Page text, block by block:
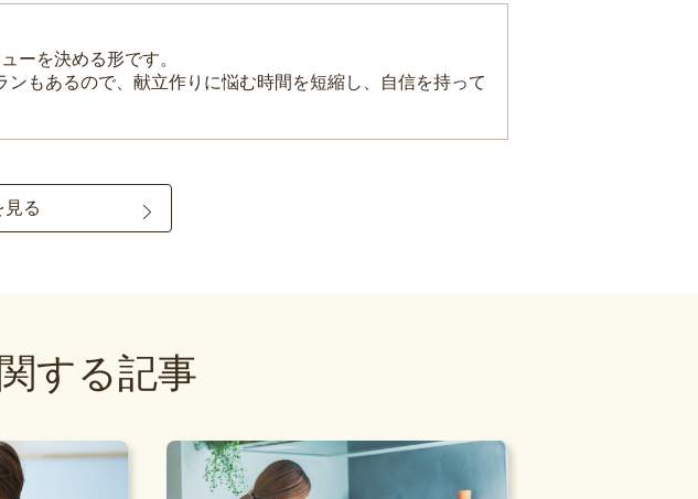
ーを決める形です。
もあるので、献立作りに悩む時間を短縮し、自信を持って
見る
する記事